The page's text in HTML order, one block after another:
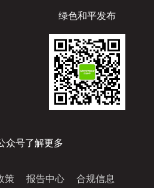
绿色和平发布
众号了解更多
策 报告中心 合规信息